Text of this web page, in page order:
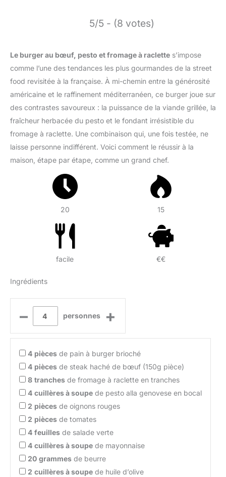
5/5 - (8 votes)
Le burger au bœuf, pesto et fromage à raclette s’impose
comme l’une des tendances les plus gourmandes de la street
food revisitée à la française. À mi-chemin entre la générosité
américaine et le raffinement méditerranéen, ce burger joue sur
des contrastes savoureux : la puissance de la viande grillée, la
fraîcheur herbacée du pesto et le fondant irrésistible du
fromage à raclette. Une combinaison qui, une fois testée, ne
laisse personne indifférent. Voici comment le réussir à la
maison, étape par étape, comme un grand chef.
20 15
facile €€
Ingrédients
– personnes +
4 pièces de pain à burger brioché
4 pièces de steak haché de bœuf (150g pièce)
8 tranches de fromage à raclette en tranches
4 cuillères à soupe de pesto alla genovese en bocal
2 pièces de oignons rouges
2 pièces de tomates
4 feuilles de salade verte
4 cuillères à soupe de mayonnaise
20 grammes de beurre
2 cuillères à soupe de huile d’olive